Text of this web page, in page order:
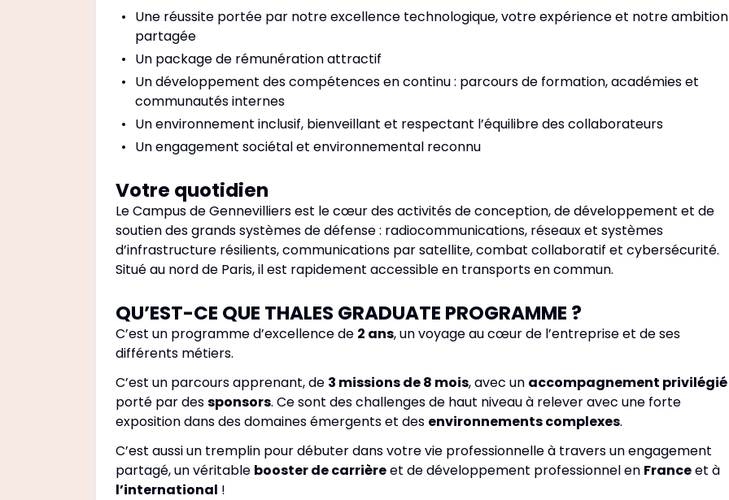
Une réussite portée par notre excellence technologique, votre expérience et notre ambition
partagée
Un package de rémunération attractif
Un développement des compétences en continu : parcours de formation, académies et
communautés internes
Un environnement inclusif, bienveillant et respectant l’équilibre des collaborateurs
Un engagement sociétal et environnemental reconnu
Votre quotidien
Le Campus de Gennevilliers est le cœur des activités de conception, de développement et de
soutien des grands systèmes de défense : radiocommunications, réseaux et systèmes
d’infrastructure résilients, communications par satellite, combat collaboratif et cybersécurité.
Situé au nord de Paris, il est rapidement accessible en transports en commun.
QU’EST-CE QUE THALES GRADUATE PROGRAMME ?
C’est un programme d’excellence de 2 ans, un voyage au cœur de l’entreprise et de ses
différents métiers.
C’est un parcours apprenant, de 3 missions de 8 mois, avec un accompagnement privilégié
porté par dessponsors. Ce sont des challenges de haut niveau à relever avec une forte
exposition dans des domaines émergents et des environnements complexes.
C’est aussi un tremplin pour débuter dans votre vie professionnelle à travers un engagement
partagé, un véritable booster de carrièreet de développement professionnel en Franceet à
l’international !